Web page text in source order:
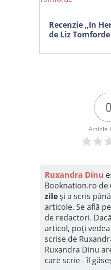
Recenzie „In
de Liz Tomforde
0
Article
Ruxandra Dinu
Booknation.ro de
zileși a scris
articole. Se află
de redactori.
articol, poți
scrise de
Ruxandra Dinu
care scrie - îl